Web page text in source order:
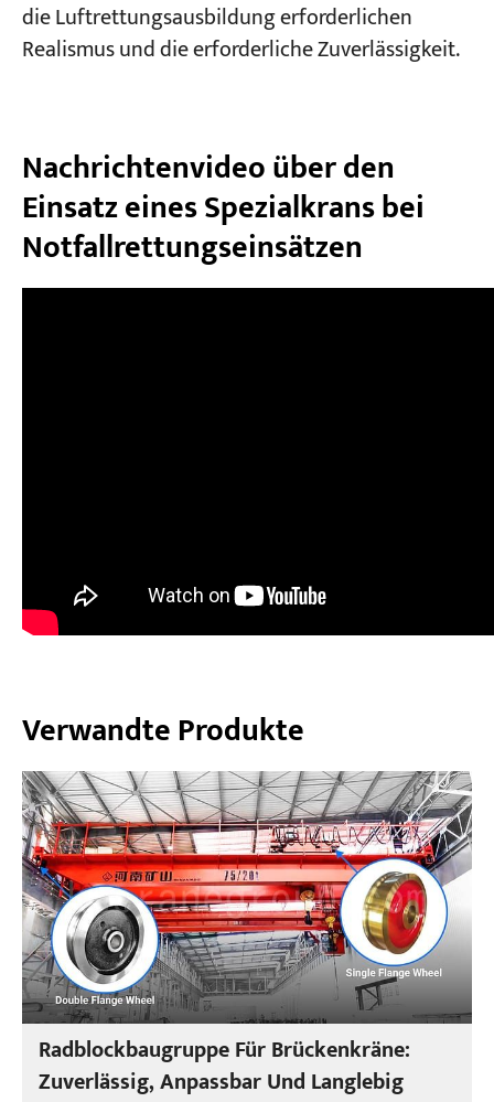
die Luftrettungsausbildung erforderlichen
Realismus und die erforderliche Zuverlässigkeit.
Nachrichtenvideo über den
Einsatz eines Spezialkrans bei
Notfallrettungseinsätzen
Verwandte Produkte
Radblockbaugruppe Für Brückenkräne:
Zuverlässig, Anpassbar Und Langlebig